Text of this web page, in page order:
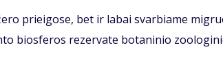
pri­ei­go­se, bet ir la­bai svar­bia­me
bios­fe­ros re­zer­va­te bo­ta­ni­nio